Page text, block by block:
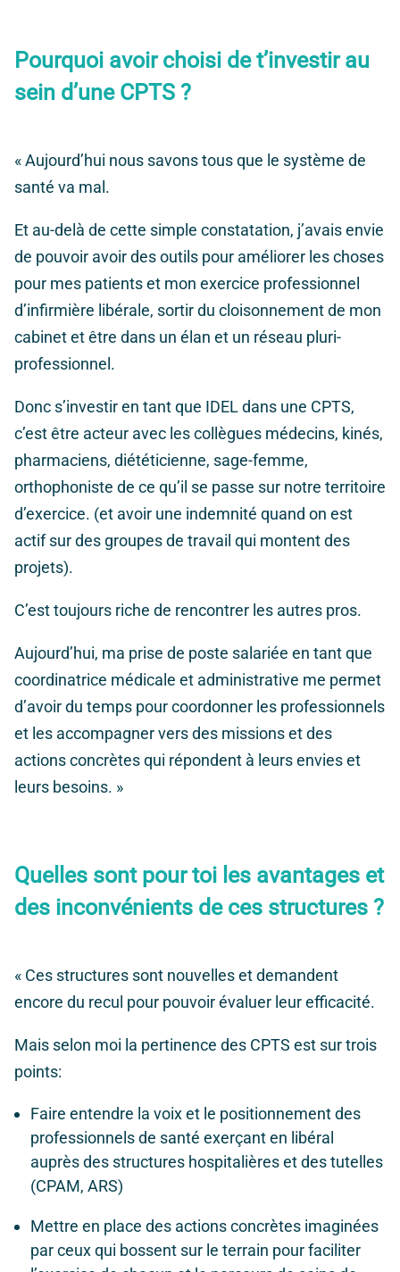
Pourquoi avoir choisi de t’investir au
sein d’une CPTS ?
« Aujourd’hui nous savons tous que le système de
santé va mal.
Et au-delà de cette simple constatation, j’avais envie
de pouvoir avoir des outils pour améliorer les choses
pour mes patients et mon exercice professionnel
d’infirmière libérale, sortir du cloisonnement de mon
cabinet et être dans un élan et un réseau pluri-
professionnel.
Donc s’investir en tant que IDEL dans une CPTS,
c’est être acteur avec les collègues médecins, kinés,
pharmaciens, diététicienne, sage-femme,
orthophoniste de ce qu’il se passe sur notre territoire
d’exercice. (et avoir une indemnité quand on est
actif sur des groupes de travail qui montent des
projets).
C’est toujours riche de rencontrer les autres pros.
Aujourd’hui, ma prise de poste salariée en tant que
coordinatrice médicale et administrative me permet
d’avoir du temps pour coordonner les professionnels
et les accompagner vers des missions et des
actions concrètes qui répondent à leurs envies et
leurs besoins. »
Quelles sont pour toi les avantages et
des inconvénients de ces structures ?
« Ces structures sont nouvelles et demandent
encore du recul pour pouvoir évaluer leur efficacité.
Mais selon moi la pertinence des CPTS est sur trois
points:
Faire entendre la voix et le positionnement des
professionnels de santé exerçant en libéral
auprès des structures hospitalières et des tutelles
(CPAM, ARS)
Mettre en place des actions concrètes imaginées
par ceux qui bossent sur le terrain pour faciliter